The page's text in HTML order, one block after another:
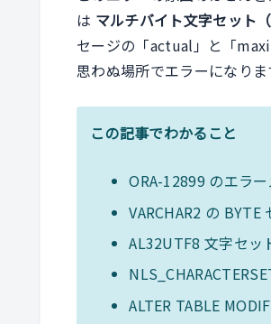
は マルチバイト文字セット
セージの「actual」と「
思わぬ場所でエラーになりま
この記事でわかること
ORA-12899 のエラ
VARCHAR2 の
AL32UTF8 文字セッ
ALTER TABLE